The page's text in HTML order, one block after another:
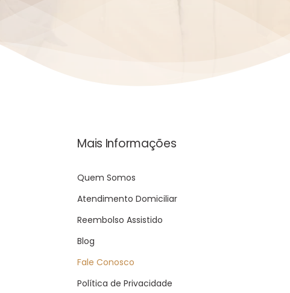
Mais Informações
Quem Somos
Atendimento Domiciliar
Reembolso Assistido
Blog
Fale Conosco
Política de Privacidade